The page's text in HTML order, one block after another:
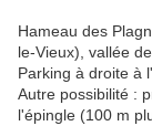
Hameau des
le-Vieux), vallée
Parking à droite à
Autre possibilité :
l'épingle (100 m